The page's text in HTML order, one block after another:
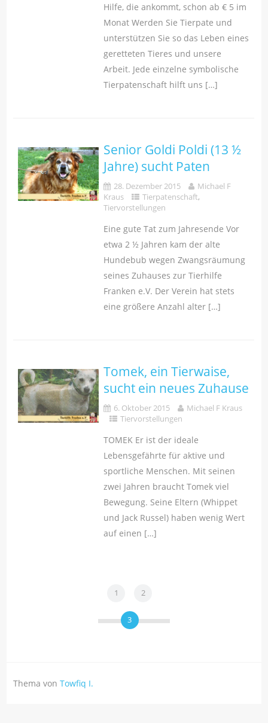
Hilfe, die ankommt, schon ab € 5 im
Monat Werden Sie Tierpate und
unterstützen Sie so das Leben eines
geretteten Tieres und unsere
Arbeit. Jede einzelne symbolische
Tierpatenschaft hilft uns […]
Senior Goldi Poldi (13 ½
Jahre) sucht Paten
28. Dezember 2015
Michael F
Kraus
Tierpatenschaft,
Tiervorstellungen
Eine gute Tat zum Jahresende Vor
etwa 2 ½ Jahren kam der alte
Hundebub wegen Zwangsräumung
seines Zuhauses zur Tierhilfe
Franken e.V. Der Verein hat stets
eine größere Anzahl alter […]
Tomek, ein Tierwaise,
sucht ein neues Zuhause
6. Oktober 2015
Michael F Kraus
Tiervorstellungen
TOMEK Er ist der ideale
Lebensgefährte für aktive und
sportliche Menschen. Mit seinen
zwei Jahren braucht Tomek viel
Bewegung. Seine Eltern (Whippet
und Jack Russel) haben wenig Wert
auf einen […]
1 2
3
Thema von Towfiq I.